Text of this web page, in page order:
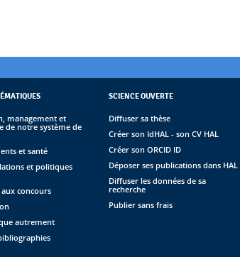
management et
de notre système de
et santé
et politiques
concours
autrement
SCIENCE OUVERTE
Diffuser sa thèse
Créer son IdHAL - son CV HAL
Créer son ORCID ID
Déposer ses publications dans HAL
Diffuser les données de sa
recherche
Publier sans frais